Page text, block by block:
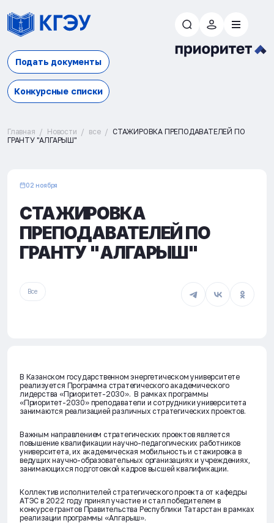
Подать документы
Конкурсные списки
Главная Новости все
СТАЖИРОВКА ПРЕПОДАВАТЕЛЕЙ ПО
ГРАНТУ "АЛГАРЫШ"
02 ноября
СТАЖИРОВКА
ПРЕПОДАВАТЕЛЕЙ ПО
ГРАНТУ "АЛГАРЫШ"
Все
В Казанском государственном энергетическом университете
реализуется Программа стратегического академического
лидерства «Приоритет-2030». В рамках программы
«Приоритет-2030» преподаватели и сотрудники университета
занимаются реализацией различных стратегических проектов.
Важным направлением стратегических проектов является
повышение квалификации научно-педагогических работников
университета, их академическая мобильность и стажировка в
ведущих научно-образовательных организациях и учреждениях,
занимающихся подготовкой кадров высшей квалификации.
Коллектив исполнителей стратегического проекта от кафедры
АТЭС в 2022 году принял участие и стал победителем в
конкурсе грантов Правительства Республики Татарстан в рамках
реализации программы «Алгарыш».